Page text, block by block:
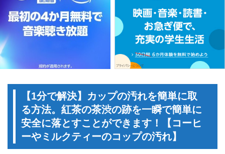
【1分で解決】カップの汚れを簡単に取
る方法。紅茶の茶渋の跡を一瞬で簡単に
安全に落とすことができます！【コーヒ
ーやミルクティーのコップの汚れ】